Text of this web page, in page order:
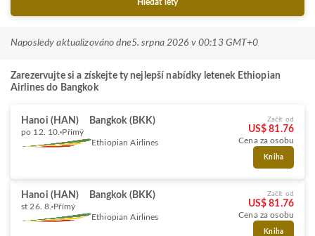
Hledat lety
Naposledy aktualizováno dne5. srpna 2026 v 00:13 GMT+0
Zarezervujte si a získejte ty nejlepší nabídky letenek Ethiopian
Airlines do Bangkok
Hanoi (HAN) Bangkok (BKK)
po 12. 10. Přímý
Ethiopian Airlines
Začít od
US$ 81.76
Cena za osobu
Kniha
Hanoi (HAN) Bangkok (BKK)
st 26. 8. Přímý
Ethiopian Airlines
Začít od
US$ 81.76
Cena za osobu
Kniha